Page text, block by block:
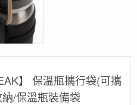
】 保溫瓶攜行袋(可攜
/保溫瓶裝備袋